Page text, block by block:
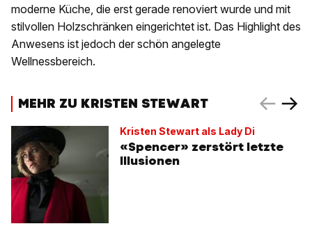
moderne Küche, die erst gerade renoviert wurde und mit
stilvollen Holzschränken eingerichtet ist. Das Highlight des
Anwesens ist jedoch der schön angelegte
Wellnessbereich.
MEHR ZU KRISTEN STEWART
Kristen Stewart als Lady Di
«Spencer» zerstört letzte
Illusionen